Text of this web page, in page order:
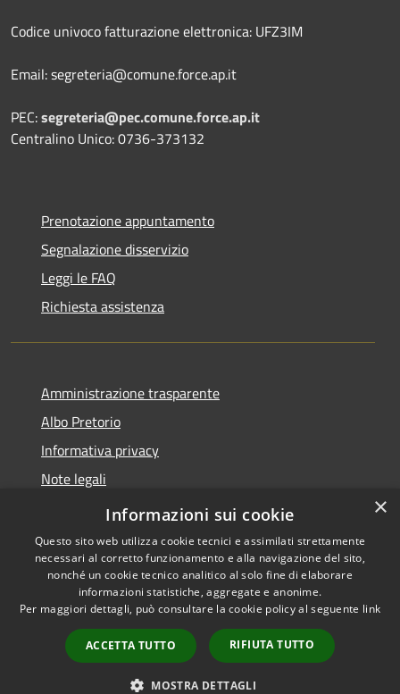
Codice univoco fatturazione elettronica: UFZ3IM
Email: segreteria@comune.force.ap.it
PEC:segreteria@pec.comune.force.ap.it
Centralino Unico: 0736-373132
Prenotazione appuntamento
Segnalazione disservizio
Leggi le FAQ
Richiesta assistenza
Amministrazione trasparente
Albo Pretorio
Informativa privacy
Note legali
Dichiarazione di accessibilità
Accessibilità
Copyright © 2026 • Comune di
Force • Powered by
Municipium•
Accesso
redazione
×
Informazioni sui cookie
Questo sito web utilizza cookie tecnici e assimilati strettamente
necessari al corretto funzionamento e alla navigazione del sito,
nonché un cookie tecnico analitico al solo fine di elaborare
informazioni statistiche, aggregate e anonime.
Per maggiori dettagli, può consultare la cookie policy al seguente link
ACCETTA TUTTO RIFIUTA TUTTO
MOSTRA DETTAGLI